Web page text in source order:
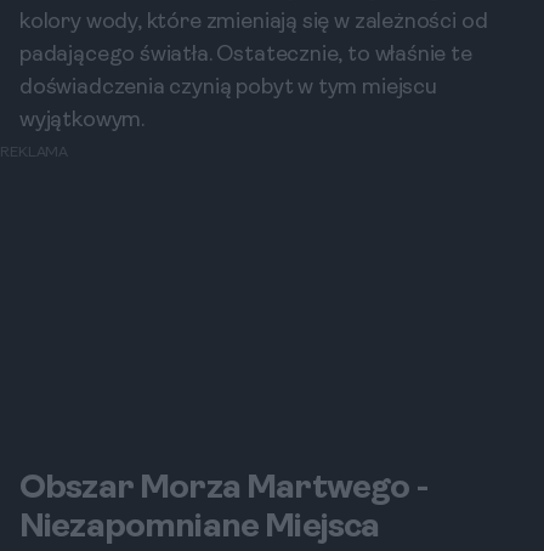
kolory wody, które zmieniają się w zależności od
padającego światła. Ostatecznie, to właśnie te
doświadczenia czynią pobyt w tym miejscu
wyjątkowym.
REKLAMA
Obszar Morza Martwego -
Niezapomniane Miejsca